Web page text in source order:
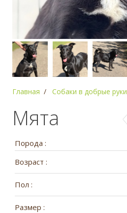
Главная Собаки в добрые руки
Мята
Порода :
Возраст :
Пол :
Размер :